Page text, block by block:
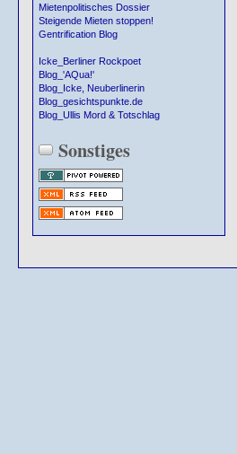
Mietenpolitisches Dossier
Steigende Mieten stoppen!
Gentrification Blog
Icke_Berliner Rockpoet
Blog_'AQua!'
Blog_Icke, Neuberlinerin
Blog_gesichtspunkte.de
Blog_Ullis Mord & Totschlag
Sonstiges